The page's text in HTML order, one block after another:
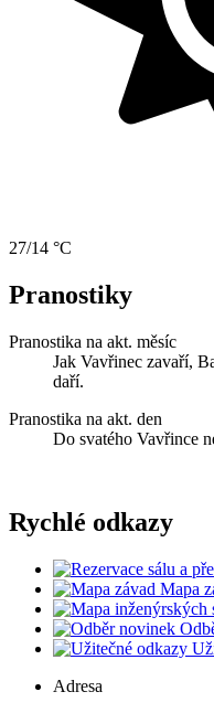
27/14 °C
Pranostiky
Pranostika na akt. měsíc
Jak Vavřinec zavaří,
daří.
Pranostika na akt. den
Do svatého Vavřince
Rychlé odkazy
Mapa
Adresa